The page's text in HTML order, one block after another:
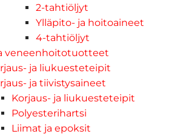
2-tahtiöljyt
Ylläpito- ja hoitoaineet
4-tahtiöljyt
veneenhoitotuotteet
ja liukuesteteipit
ja tiivistysaineet
Korjaus- ja liukuesteteipit
Polyesterihartsi
Liimat ja epoksit